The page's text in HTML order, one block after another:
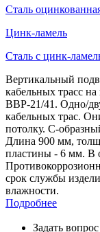
Сталь
Цинк-ламель
Сталь с цинк-
Вертикальный
кабельных трасс
ВВР-21/41. Одно/
кабельных трас.
потолку. С-
Длина 900 мм,
пластины - 6 мм. В
срок службы
влажности.
Подробнее
Задать вопрос